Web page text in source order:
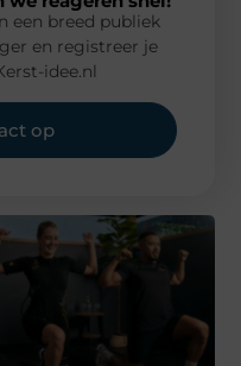
een breed publiek
en registreer je
idee.nl
op